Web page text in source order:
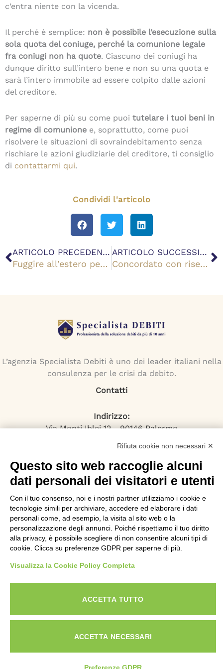
c’entra niente con la vicenda.
Il perché è semplice: non è possibile l’esecuzione sulla
sola quota del coniuge, perché la comunione legale
fra coniugi non ha quote. Ciascuno dei coniugi ha
dunque diritto sull’intero bene e non su una quota e
sarà l’intero immobile ad essere colpito dalle azioni
del creditore.
Per saperne di più su come puoi tutelare i tuoi beni in
regime di comunione e, soprattutto, come puoi
risolvere le situazioni di sovraindebitamento senza
rischiare le azioni giudiziarie del creditore, ti consiglio
di contattarmi qui.
Condividi l'articolo
Precedente ARTICOLO PRECEDENTE
Fuggire all’estero per debiti è una buona idea?
ARTICOLO SUCCESSIVO
Concordato con riserva: requisiti, procedimento ed effetti
L’agenzia Specialista Debiti è uno dei leader italiani nella
consulenza per le crisi da debito.
Contatti
Indirizzo:
Via Monti Iblei 12 - 90146 Palermo
800-034.597
Email:
contattaci@specialistadebiti.it
I nostri servizi
Esdebitamento
Legge 3
Consolidamento Debiti
Sovraindebitamento
06876820827 - Web & Seo: Max Valle
Rifiuta cookie non necessari ✕
Questo sito web raccoglie alcuni
dati personali dei visitatori e utenti
Con il tuo consenso, noi e i nostri partner utilizziamo i cookie e
tecnologie simili per archiviare, accedere ed elaborare i dati
personali come, ad esempio, la visita al sito web o la
personalizzazione degli annunci. Poiché rispettiamo il tuo diritto
alla privacy, è possibile scegliere di non consentire alcuni tipi di
cookie. Clicca su preferenze GDPR per saperne di più.
Visualizza la Cookie Policy Completa
ACCETTA TUTTO
ACCETTA NECESSARI